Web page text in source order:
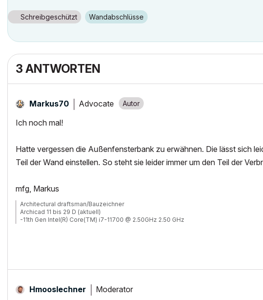
-NVIDIA Quadro RTX 4000
-Canon TM 300 + Scanner
Schreibgeschützt Wandabschlüsse
3 ANTWORTEN
Markus70 Advocate
Ich noch mal!
Hatte vergessen die Außenfensterbank zu erwähnen. Die lässt sich
Teil der Wand einstellen. So steht sie leider immer um den Teil der
mfg, Markus
Architectural draftsman/Bauzeichner
Archicad 11 bis 29 D (aktuell)
-11th Gen Intel(R) Core(TM) i7-11700 @ 2.50GHz 2.50 GHz
Hmooslechner Moderator